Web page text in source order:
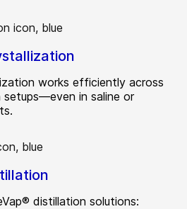
works efficiently across
in saline or
distillation solutions: